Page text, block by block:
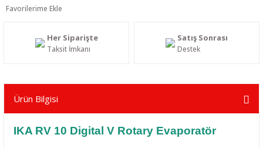
Her Siparişte
Taksit İmkanı
Satış Sonrası
Destek
Ürün Bilgisi
IKA RV 10 Digital V Rotary Evaporatör